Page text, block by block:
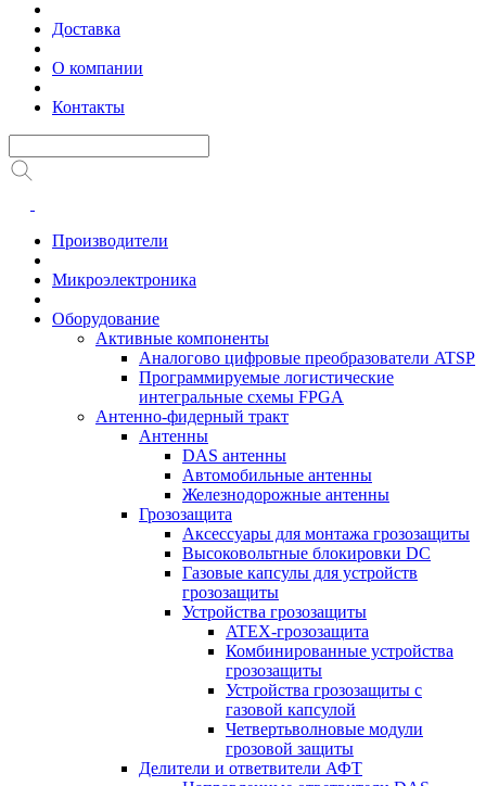
Доставка
О компании
Контакты
Производители
Микроэлектроника
Оборудование
Активные компоненты
Аналогово цифровые преобразователи ATSP
Программируемые логистические
интегральные схемы FPGA
Антенно-фидерный тракт
Антенны
DAS антенны
Автомобильные антенны
Железнодорожные антенны
Грозозащита
Аксессуары для монтажа грозозащиты
Высоковольтные блокировки DC
Газовые капсулы для устройств
грозозащиты
Устройства грозозащиты
ATEX-грозозащита
Комбинированные устройства
грозозащиты
Устройства грозозащиты с
газовой капсулой
Четвертьволновые модули
грозовой защиты
Делители и ответвители АФТ